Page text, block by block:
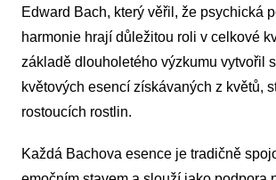
Edward Bach, který věřil, že psychická
harmonie hrají důležitou roli v celkové
základě dlouholetého výzkumu vytvořil
květových esencí získávaných z květů,
rostoucích rostlin.
Každá Bachova esence je tradičně